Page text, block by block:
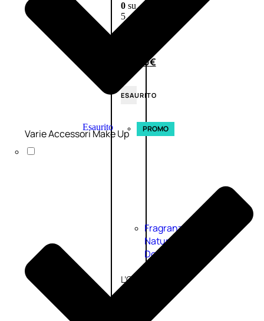
0su
5
(0)
43,50€
ESAURITO
Esaurito PROMO
Fragranze
Nature
Donna
L’OCCITANE
EDT
Varie Accessori Make Up